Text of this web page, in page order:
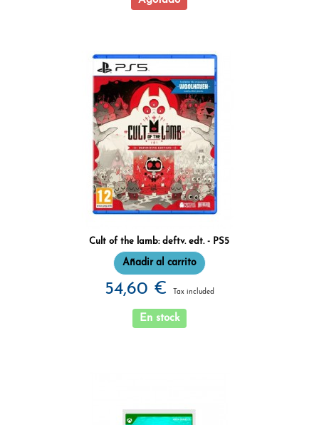
Cult of the lamb: deftv. edt. - PS5
54,60 € Tax included
Añadir al carrito
En stock